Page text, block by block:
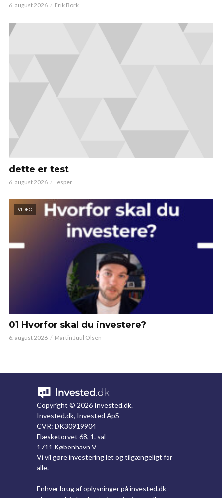
6. august 2026 Erik Bork
dette er test
6. august 2026 Jesper
VIDEO
01 Hvorfor skal du investere?
6. august 2026 Martin Juul Olsen
Copyright © 2026 Invested.dk.
Invested.dk, Invested ApS
CVR: DK30919904
Flæsketorvet 68, 1. sal
1711 København V
Vi vil gøre investering let og tilgængeligt for
alle.
Enhver brug af oplysninger på invested.dk -